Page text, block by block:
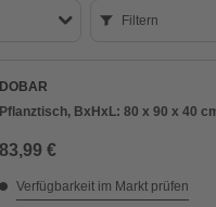
Filtern
DOBAR
Pflanztisch, BxHxL: 80 x 90 x 40
83,99 €
Verfügbarkeit im Markt prüfen